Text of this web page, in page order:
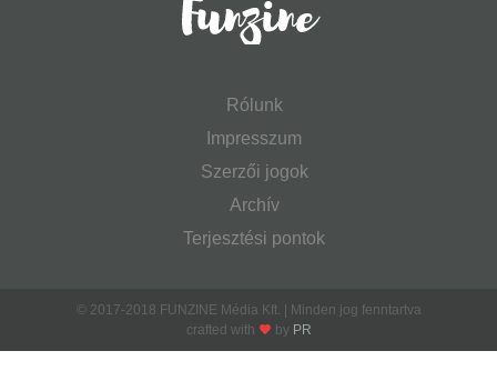
Rólunk
Impresszum
Szerzői jogok
Archív
Terjesztési pontok
© 2017-2018 FUNZINE Média Kft. | Minden jog fenntartva
crafted with
by PR